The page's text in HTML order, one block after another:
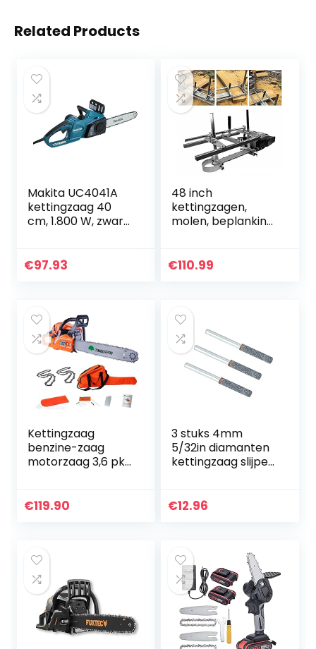
Related Products
Makita UC4041A
kettingzaag 40
cm, 1.800 W, zwart
€97.93
48 inch
kettingzagen,
molen, beplanking,
kettingzaag,
€110.99
Kettingzaag
benzine-zaag
motorzaag 3,6 pk
2 kettingen
€119.90
3 stuks 4mm
5/32in diamanten
kettingzaag slijper
slijpgereedschap
€12.96